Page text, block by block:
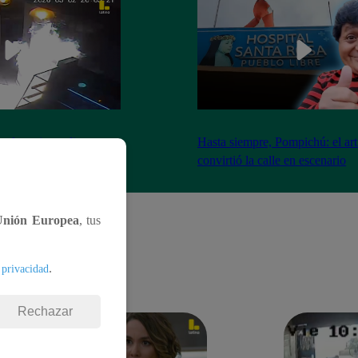
incendian
Hasta siempre, Pompichú: el
convirtió la calle en escenario
Europea, tus
.
Rechazar